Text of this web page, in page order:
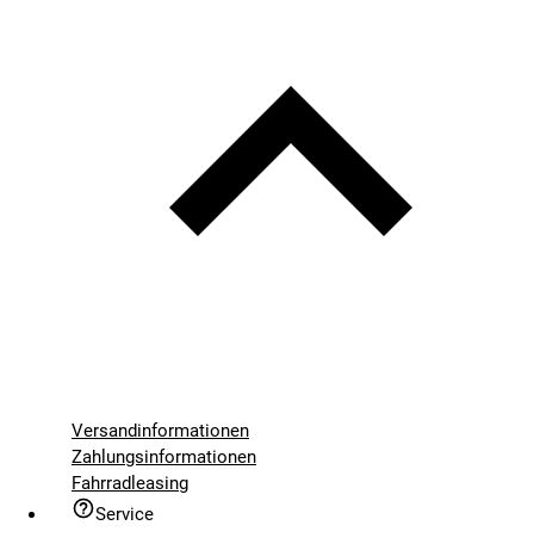
Versandinformationen
Zahlungsinformationen
Fahrradleasing
Service